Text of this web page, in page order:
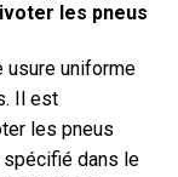
les pneus
usure uniforme
Il est
les pneus
dans le